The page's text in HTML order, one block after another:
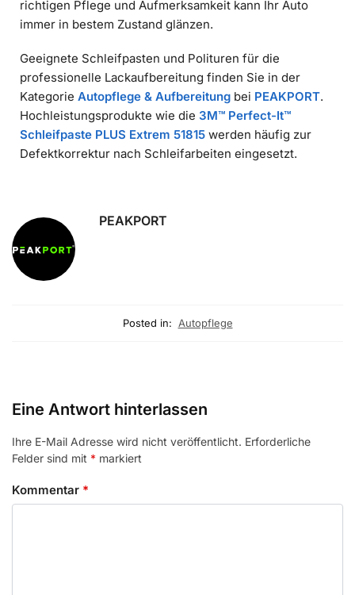
richtigen Pflege und Aufmerksamkeit kann Ihr Auto
immer in bestem Zustand glänzen.
Geeignete Schleifpasten und Polituren für die
professionelle Lackaufbereitung finden Sie in der
Kategorie Autopflege & Aufbereitung bei PEAKPORT.
Hochleistungsprodukte wie die 3M™ Perfect-It™
Schleifpaste PLUS Extrem 51815 werden häufig zur
Defektkorrektur nach Schleifarbeiten eingesetzt.
PEAKPORT
Posted in: Autopflege
Eine Antwort hinterlassen
Ihre E-Mail Adresse wird nicht veröffentlicht. Erforderliche
Felder sind mit * markiert
Kommentar *